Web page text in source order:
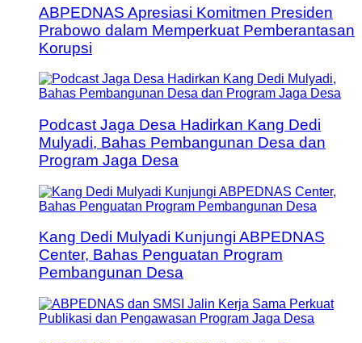
ABPEDNAS Apresiasi Komitmen Presiden
Prabowo dalam Memperkuat Pemberantasan
Korupsi
Podcast Jaga Desa Hadirkan Kang Dedi
Mulyadi, Bahas Pembangunan Desa dan
Program Jaga Desa
Kang Dedi Mulyadi Kunjungi ABPEDNAS
Center, Bahas Penguatan Program
Pembangunan Desa